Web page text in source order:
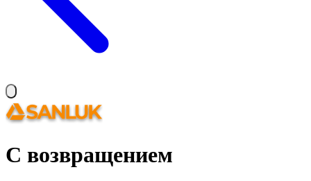
С возвращением